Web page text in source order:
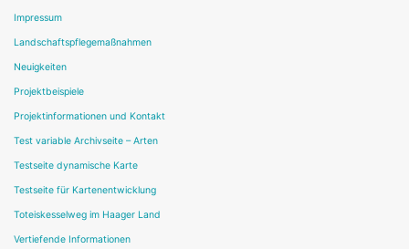
Impressum
Landschaftspflegemaßnahmen
Neuigkeiten
Projektbeispiele
Projektinformationen und Kontakt
Test variable Archivseite – Arten
Testseite dynamische Karte
Testseite für Kartenentwicklung
Toteiskesselweg im Haager Land
Vertiefende Informationen